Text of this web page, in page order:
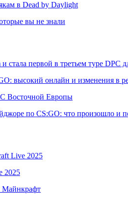
в Dead by Daylight
вы не знали
стала первой в третьем туре DPC
высокий онлайн и изменения в
Восточной Европы
по CS:GO: что произошло и
Live 2025
2025
Майнкрафт